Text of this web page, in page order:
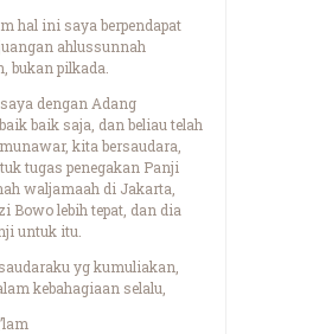
hal ini saya berpendapat
ahlussunnah
bukan pilkada.
dengan Adang
baik saja, dan beliau telah
kita bersaudara,
tugas penegakan Panji
waljamaah di Jakarta,
Bowo lebih tepat, dan dia
untuk itu.
yg kumuliakan,
kebahagiaan selalu,